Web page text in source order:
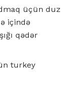
üçün duz
içində
qədər
turkey